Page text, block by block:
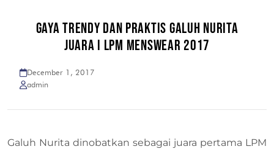
GAYA TRENDY DAN PRAKTIS GALUH NURITA
JUARA I LPM MENSWEAR 2017
December 1, 2017
admin
Galuh Nurita dinobatkan sebagai juara pertama LPM